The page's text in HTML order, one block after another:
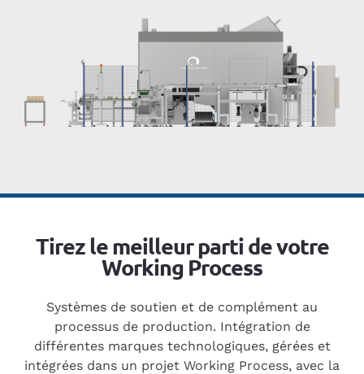
Tirez le meilleur parti de votre
Working Process
Systèmes de soutien et de complément au
processus de production. Intégration de
différentes marques technologiques, gérées et
intégrées dans un projet Working Process, avec la